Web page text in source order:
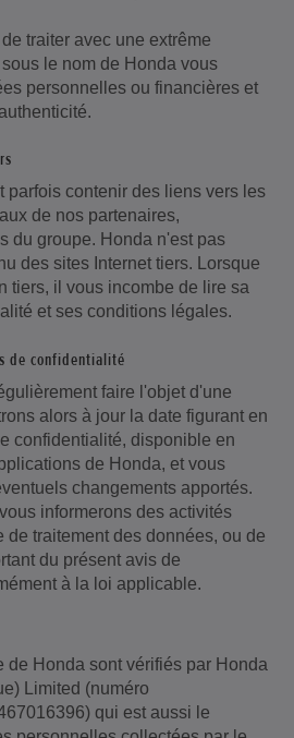
traiter avec une extrême
le nom de Honda vous
personnelles ou financières et
parfois contenir des liens vers les
de nos partenaires,
du groupe. Honda n'est pas
des sites Internet tiers. Lorsque
tiers, il vous incombe de lire sa
et ses conditions légales.
de confidentialité
faire l'objet d'une
alors à jour la date figurant en
confidentialité, disponible en
de Honda, et vous
changements apportés.
informerons des activités
de traitement des données, ou de
du présent avis de
à la loi applicable.
de Honda sont vérifiés par Honda
Limited (numéro
qui est aussi le